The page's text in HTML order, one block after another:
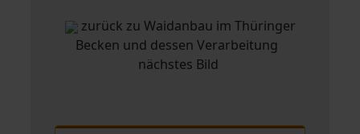
zurück zu Waidanbau im Thüringer
Becken und dessen Verarbeitung
nächstes Bild